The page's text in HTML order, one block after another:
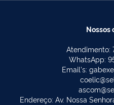
Nossos
Atendimento:
WhatsApp:
Email's:
Endereço: Av. Nossa